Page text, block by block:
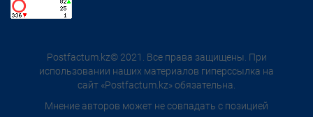
Postfactum.kz© 2021. Все права защищены. При
использовании наших материалов гиперссылка на
сайт «Postfactum.kz» обязательна.
Мнение авторов может не совпадать с позицией